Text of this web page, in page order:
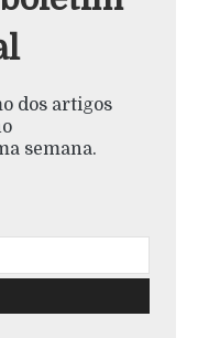
dos artigos
semana.